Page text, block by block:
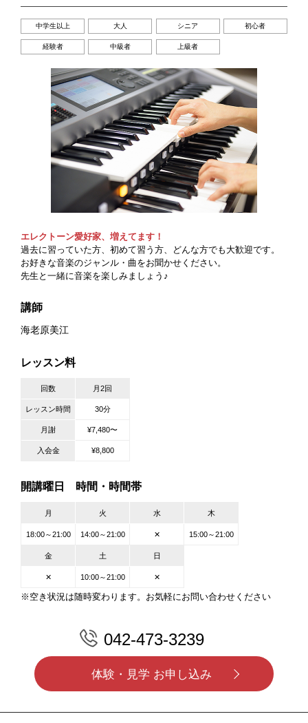
中学生以上 大人 シニア 初心者
経験者 中級者 上級者
エレクトーン愛好家、増えてます！
過去に習っていた方、初めて習う方、どんな方でも大歓迎です。
お好きな音楽のジャンル・曲をお聞かせください。
先生と一緒に音楽を楽しみましょう♪
講師
海老原美江
レッスン料
回数 月2回
レッスン時間 30分
月謝 ¥7,480〜
入会金 ¥8,800
開講曜日 時間・時間帯
月 火 水 木
18:00～21:00 14:00～21:00 ✕ 15:00～21:00
金 土 日
✕ 10:00～21:00 ✕
※空き状況は随時変わります。お気軽にお問い合わせください
042-473-3239
体験・見学 お申し込み